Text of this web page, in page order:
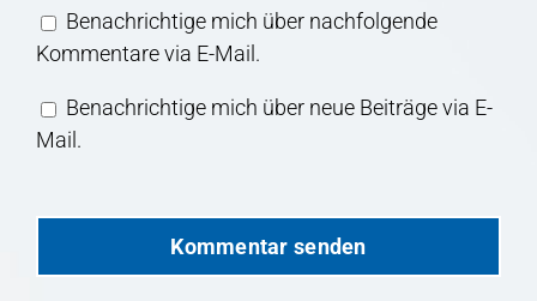
Benachrichtige mich über nachfolgende
Kommentare via E-Mail.
Benachrichtige mich über neue Beiträge via E-
Mail.